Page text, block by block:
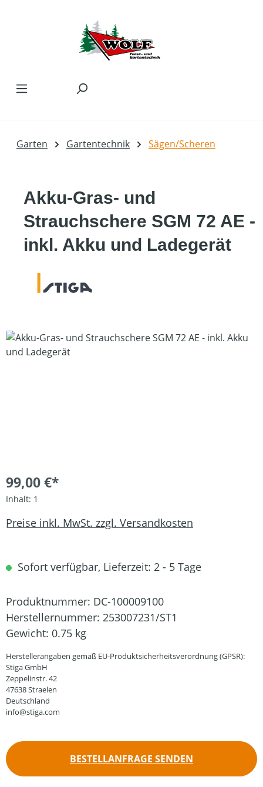
Garten Gartentechnik Sägen/Scheren
Akku-Gras- und
Strauchschere SGM 72 AE -
inkl. Akku und Ladegerät
Bildergalerie überspringen
99,00 €*
Inhalt: 1
Preise inkl. MwSt. zzgl. Versandkosten
Sofort verfügbar, Lieferzeit: 2 - 5 Tage
Produktnummer: DC-100009100
Herstellernummer: 253007231/ST1
Gewicht: 0.75 kg
Herstellerangaben gemäß EU-Produktsicherheitsverordnung (GPSR):
Stiga GmbH
Zeppelinstr. 42
47638 Straelen
Deutschland
info@stiga.com
BESTELLANFRAGE SENDEN